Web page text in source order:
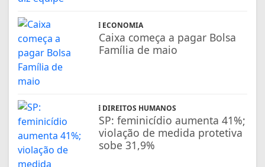
ECONOMIA
Caixa começa a pagar Bolsa
Família de maio
DIREITOS HUMANOS
SP: feminicídio aumenta 41%;
violação de medida protetiva
sobe 31,9%